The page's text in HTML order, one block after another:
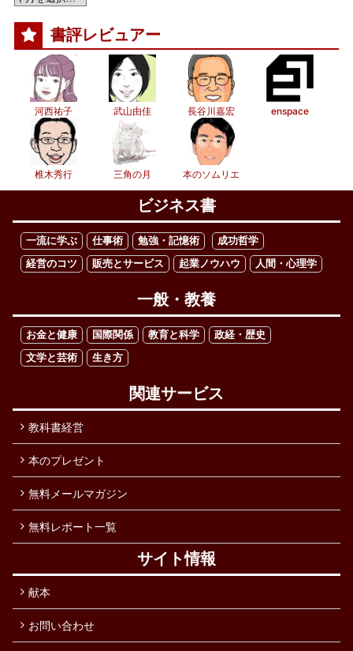
書評レビュアー
河西祐子 武山由佳 長谷川嘉宏 enspace
椎木秀行 三角の月 本のソムリエ
ビジネス書
一流に学ぶ 仕事術 勉強・記憶術
成功哲学
経営のコツ
販売とサービス 起業ノウハウ 人間・心理学
一般・教養
お金と健康 国際関係 教育と科学
政経・歴史
文学と芸術
生き方
関連サービス
教科書経営
本のプレゼント
無料メールマガジン
無料レポート一覧
サイト情報
献本
お問い合わせ